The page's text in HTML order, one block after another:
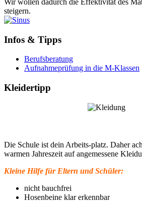
Wir wollen dadurch die Effektivität des
steigern.
Infos & Tipps
Berufsberatung
Aufnahmeprüfung in die M-Klassen
Kleidertipp
Die Schule ist dein Arbeits-platz. Daher
warmen Jahreszeit auf angemessene
Kleine Hilfe für Eltern und Schüler:
nicht bauchfrei
Hosenbeine klar erkennbar